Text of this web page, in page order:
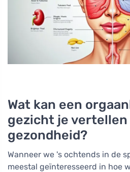
Wat kan een
gezicht je vertellen
gezondheid?
Wanneer we 's ochtends in de
meestal geïnteresseerd in hoe